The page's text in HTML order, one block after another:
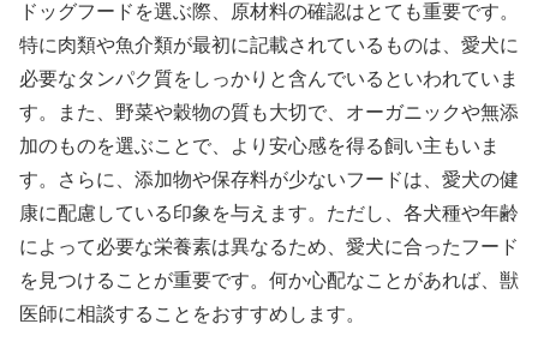
ドッグフードを選ぶ際、原材料の確認はとても重要です。
特に肉類や魚介類が最初に記載されているものは、愛犬に
必要なタンパク質をしっかりと含んでいるといわれていま
す。また、野菜や穀物の質も大切で、オーガニックや無添
加のものを選ぶことで、より安心感を得る飼い主もいま
す。さらに、添加物や保存料が少ないフードは、愛犬の健
康に配慮している印象を与えます。ただし、各犬種や年齢
によって必要な栄養素は異なるため、愛犬に合ったフード
を見つけることが重要です。何か心配なことがあれば、獣
医師に相談することをおすすめします。